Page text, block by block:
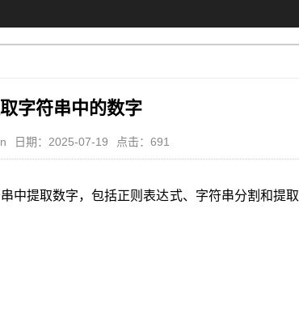
字符串中的数字
日期：2025-07-19 点击：691
中提取数字，包括正则表达式、字符串分割和提取